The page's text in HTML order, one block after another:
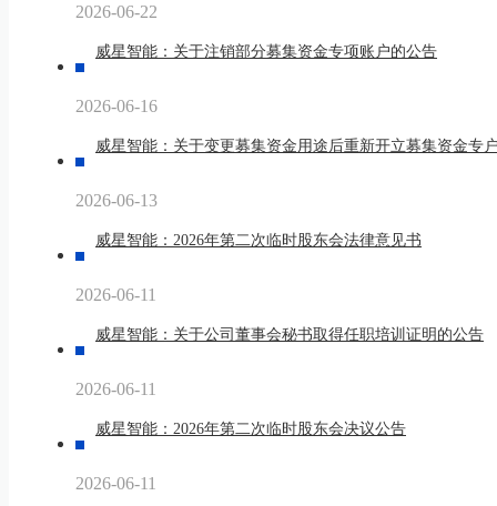
2026-06-22
威星智能：关于注销部分募集资金专项账户的公告
2026-06-16
威星智能：关于变更募集资金用途后重新开立募集资金专
2026-06-13
威星智能：2026年第二次临时股东会法律意见书
2026-06-11
威星智能：关于公司董事会秘书取得任职培训证明的公告
2026-06-11
威星智能：2026年第二次临时股东会决议公告
2026-06-11